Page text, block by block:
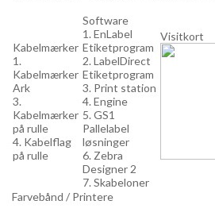
Kabelmærker
1.
Kabelmærker
Ark
3.
Kabelmærker
på rulle
4. Kabelflag
på rulle
Software
1. EnLabel
Etiketprogram
2. LabelDirect
Etiketprogram
3. Print station
4. Engine
5. GS1
Pallelabel
løsninger
6. Zebra
Designer 2
7. Skabeloner
Visitkort
Farvebånd / Printere